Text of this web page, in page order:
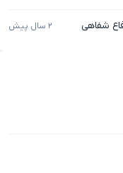
شفاهی ۲ سال پیش